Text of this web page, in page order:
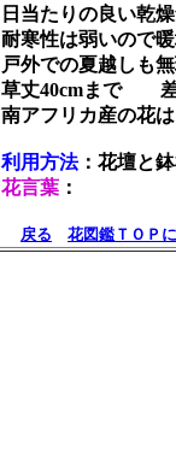
日当たりの良い乾
耐寒性は弱いので
戸外での夏越しも
草丈40cmまで 差
南アフリカ産の花
利用方法：花壇と
花言葉 ：
戻る 花図鑑ＴＯＰ